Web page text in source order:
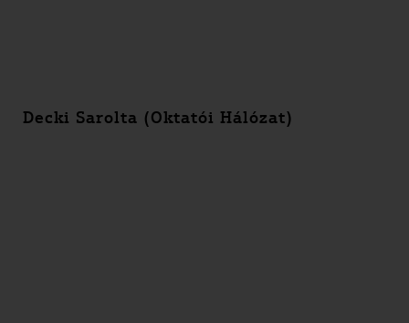
Decki Sarolta (Oktatói Hálózat)